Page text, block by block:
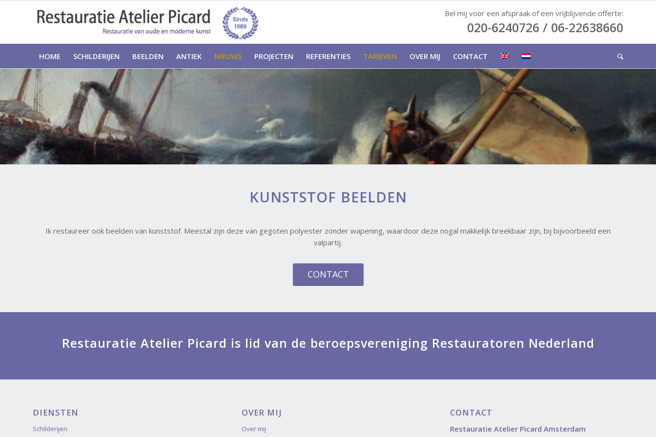
Bel mij voor een afspraak of een vrijblijvende offerte:
020-6240726 / 06-22638660
HOME SCHILDERIJEN BEELDEN ANTIEK NIEUWS PROJECTEN REFERENTIES TARIEVEN OVER MIJ CONTACT
KUNSTSTOF BEELDEN
Ik restaureer ook beelden van kunststof. Meestal zijn deze van gegoten polyester zonder wapening, waardoor deze nogal makkelijk breekbaar zijn, bij bijvoorbeeld een
valpartij.
CONTACT
Restauratie Atelier Picard is lid van de beroepsvereniging Restauratoren Nederland
DIENSTEN
Schilderijen
OVER MIJ
Over mij
CONTACT
Restauratie Atelier Picard Amsterdam